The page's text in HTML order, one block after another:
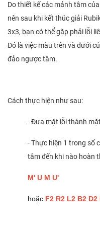
Do thiết kế các mảnh tâm
nên sau khi kết thúc giải
3x3, bạn có thể gặp phải lỗi
Đó là việc màu trên và dưới
đảo ngược tâm.
Cách thực hiện như sau:
- Đưa mặt lỗi thành
- Thực hiện 1 trong số
tâm đến khi nào hoàn
M' U M U'
hoặc F2 R2 L2 B2